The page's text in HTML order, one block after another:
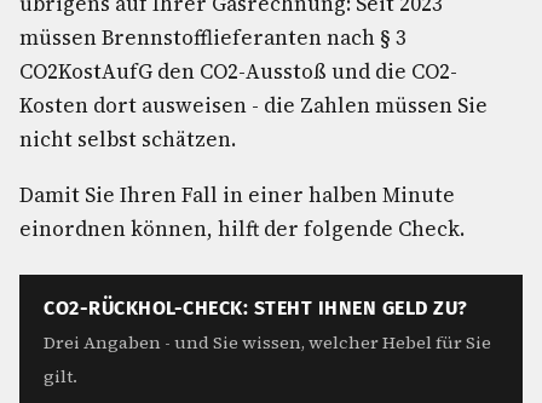
müssen Brennstofflieferanten nach § 3
CO2KostAufG den CO2-Ausstoß und die CO2-
Kosten dort ausweisen - die Zahlen müssen Sie
nicht selbst schätzen.
Damit Sie Ihren Fall in einer halben Minute
einordnen können, hilft der folgende Check.
CO2-RÜCKHOL-CHECK: STEHT IHNEN GELD ZU?
Drei Angaben - und Sie wissen, welcher Hebel für Sie
gilt.